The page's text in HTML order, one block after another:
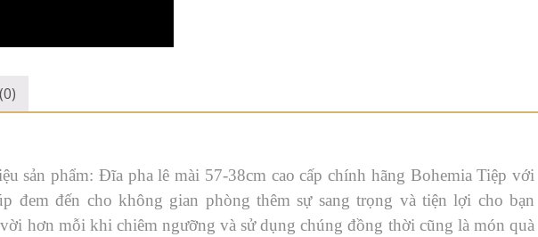
sản phẩm: Đĩa pha lê mài 57-38cm cao cấp chính hãng Bohemia Tiệp với
đem đến cho không gian phòng thêm sự sang trọng và tiện lợi cho bạn
hơn mỗi khi chiêm ngưỡng và sử dụng chúng đồng thời cũng là món quà